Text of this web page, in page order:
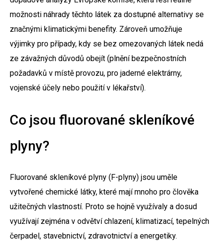
možnosti náhrady těchto látek za dostupné alternativy se
značnými klimatickými benefity. Zároveň umožňuje
výjimky pro případy, kdy se bez omezovaných látek nedá
ze závažných důvodů obejít (plnění bezpečnostních
požadavků v místě provozu, pro jaderné elektrárny,
vojenské účely nebo použití v lékařství).
Co jsou fluorované skleníkové
plyny?
Fluorované skleníkové plyny (F-plyny) jsou uměle
vytvořené chemické látky, které mají mnoho pro člověka
užitečných vlastností. Proto se hojně využívaly a dosud
využívají zejména v odvětví chlazení, klimatizací, tepelných
čerpadel, stavebnictví, zdravotnictví a energetiky.